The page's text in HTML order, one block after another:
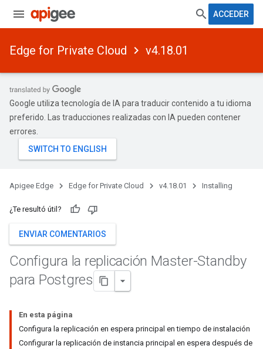
ACCEDER
Edge for Private Cloud v4.18.01
Google utiliza tecnología de IA para traducir contenido a tu idioma
preferido. Las traducciones realizadas con IA pueden contener
errores.
Apigee Edge Edge for Private Cloud v4.18.01 Installing
¿Te resultó útil?
ENVIAR COMENTARIOS
Configura la replicación Master-Standby
para Postgres
En esta página
Configura la replicación en espera principal en tiempo de instalación
Configurar la replicación de instancia principal en espera después de